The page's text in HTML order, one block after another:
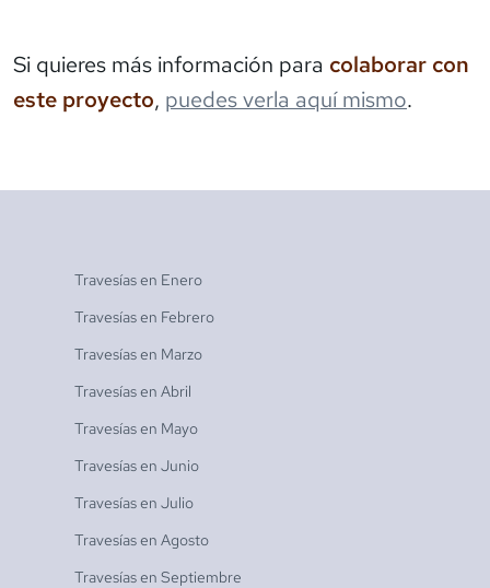
Si quieres más información para colaborar con
este proyecto, puedes verla aquí mismo.
Travesías en Enero
Travesías en Febrero
Travesías en Marzo
Travesías en Abril
Travesías en Mayo
Travesías en Junio
Travesías en Julio
Travesías en Agosto
Travesías en Septiembre